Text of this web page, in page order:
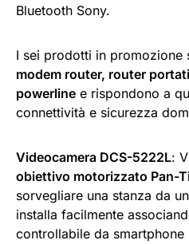
Bluetooth Sony.
I sei prodotti in promozione
modem router, router
powerline e rispondono a
connettività e sicurezza
Videocamera DCS-5222L:
obiettivo motorizzato Pan-
sorvegliare una stanza da
installa facilmente
controllabile da